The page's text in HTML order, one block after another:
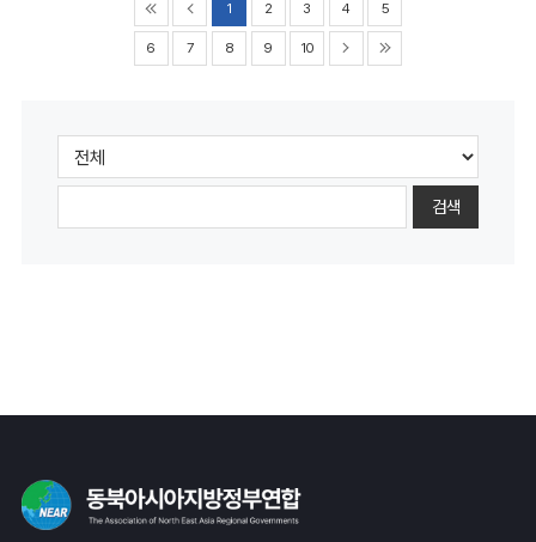
1 2 3 4 5
6 7 8 9 10
검색